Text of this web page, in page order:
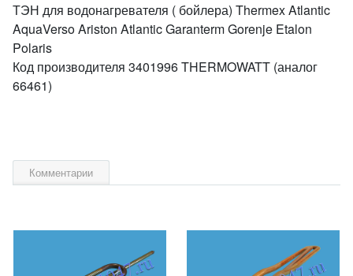
ТЭН для водонагревателя ( бойлера) Thermex Atlantic
AquaVerso Ariston Atlantic Garanterm Gorenje Etalon
Polaris
Код производителя 3401996 THERMOWATT (аналог
66461)
Комментарии